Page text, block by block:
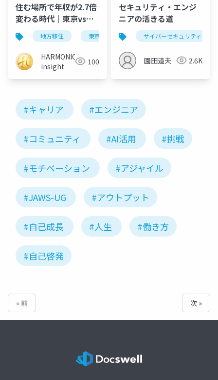
住む場所で年収が2.7倍
変わる時代｜東京vs地
方 2050年の現実
地方移住 東京 キャリア 年収
HARMONIC
insight
100
セキュリティ・エンジ
ニアの活きる道
サイバーセキュリティ
園田道夫 2.6K
#キャリア #エンジニア
#コミュニティ #AI活用 #挑戦
#モチベーション #アジャイル
#JAWS-UG #アウトプット
#自己成長 #人生 #働き方
#自己啓発
« 前 次 »